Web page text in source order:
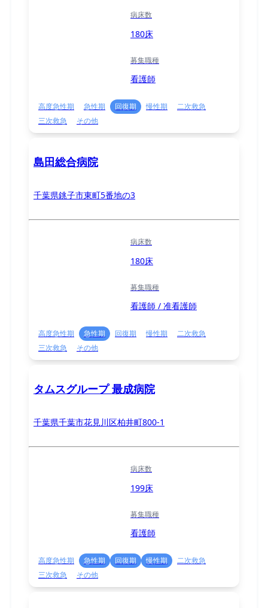
病床数
180床
募集職種
看護師
高度急性期 急性期 回復期 慢性期
二次救急
三次救急
その他
島田総合病院
千葉県銚子市東町5番地の3
病床数
180床
募集職種
看護師 / 准看護師
高度急性期 急性期 回復期 慢性期
二次救急
三次救急
その他
タムスグループ 最成病院
千葉県千葉市花見川区柏井町800-1
病床数
199床
募集職種
看護師
高度急性期 急性期 回復期 慢性期
二次救急
三次救急
その他